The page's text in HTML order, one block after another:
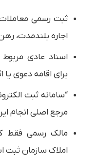
ثبت رسمی
اجاره بلندمدت،
اسناد عادی مربوط
برای اقامه دعوی
“سامانه ثبت
مرجع اصلی انجام
مالک رسمی فقط
املاک سازمان ثبت